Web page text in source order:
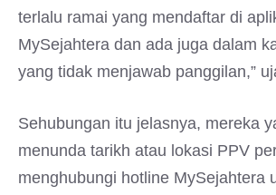
terlalu ramai yang mendaftar di
MySejahtera dan ada juga dalam
yang tidak menjawab panggilan,”
Sehubungan itu jelasnya, mereka
menunda tarikh atau lokasi PPV
menghubungi hotline MySejahtera